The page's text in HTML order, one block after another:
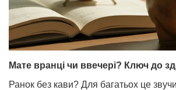
Мате вранці чи ввечері? Ключ до
Ранок без кави? Для багатьох це